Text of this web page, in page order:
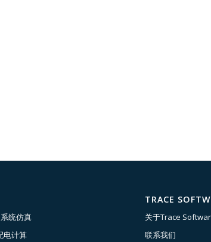
统仿真
电计算
TRACE
关于Trace
联系我们